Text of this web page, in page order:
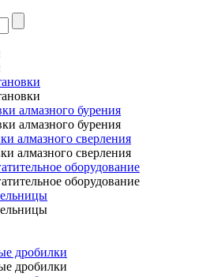
алмазного бурения
алмазного бурения
алмазного сверления
алмазного сверления
оборудование
оборудование
дробилки
дробилки